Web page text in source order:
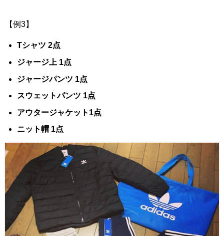
【例3】
Tシャツ 2点
ジャージ上 1点
ジャージパンツ 1点
スウェットパンツ 1点
アウタージャケット1点
ニット帽 1点